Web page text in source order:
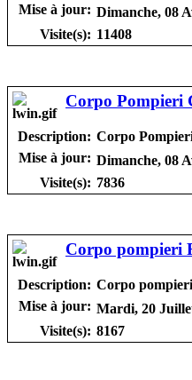
Mise à jour: Dimanche, 08
Visite(s): 11408
Corpo Pompieri
Description: Corpo
Mise à jour: Dimanche, 08
Visite(s): 7836
Corpo pompieri
Description: Corpo
Mise à jour: Mardi, 20
Visite(s): 8167